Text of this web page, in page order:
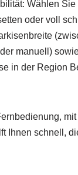
Wählen Sie
oder voll
manuell)
in der Region
Ihnen schnell,